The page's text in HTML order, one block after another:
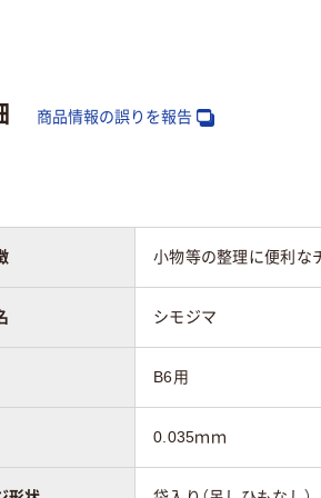
商品情報の誤りを報告
小物等の整理に便利な
シモジマ
B6用
0.035ｍｍ